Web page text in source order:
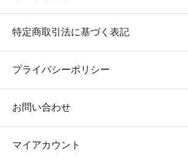
特定商取引法に基づく表記
プライバシーポリシー
お問い合わせ
マイアカウント